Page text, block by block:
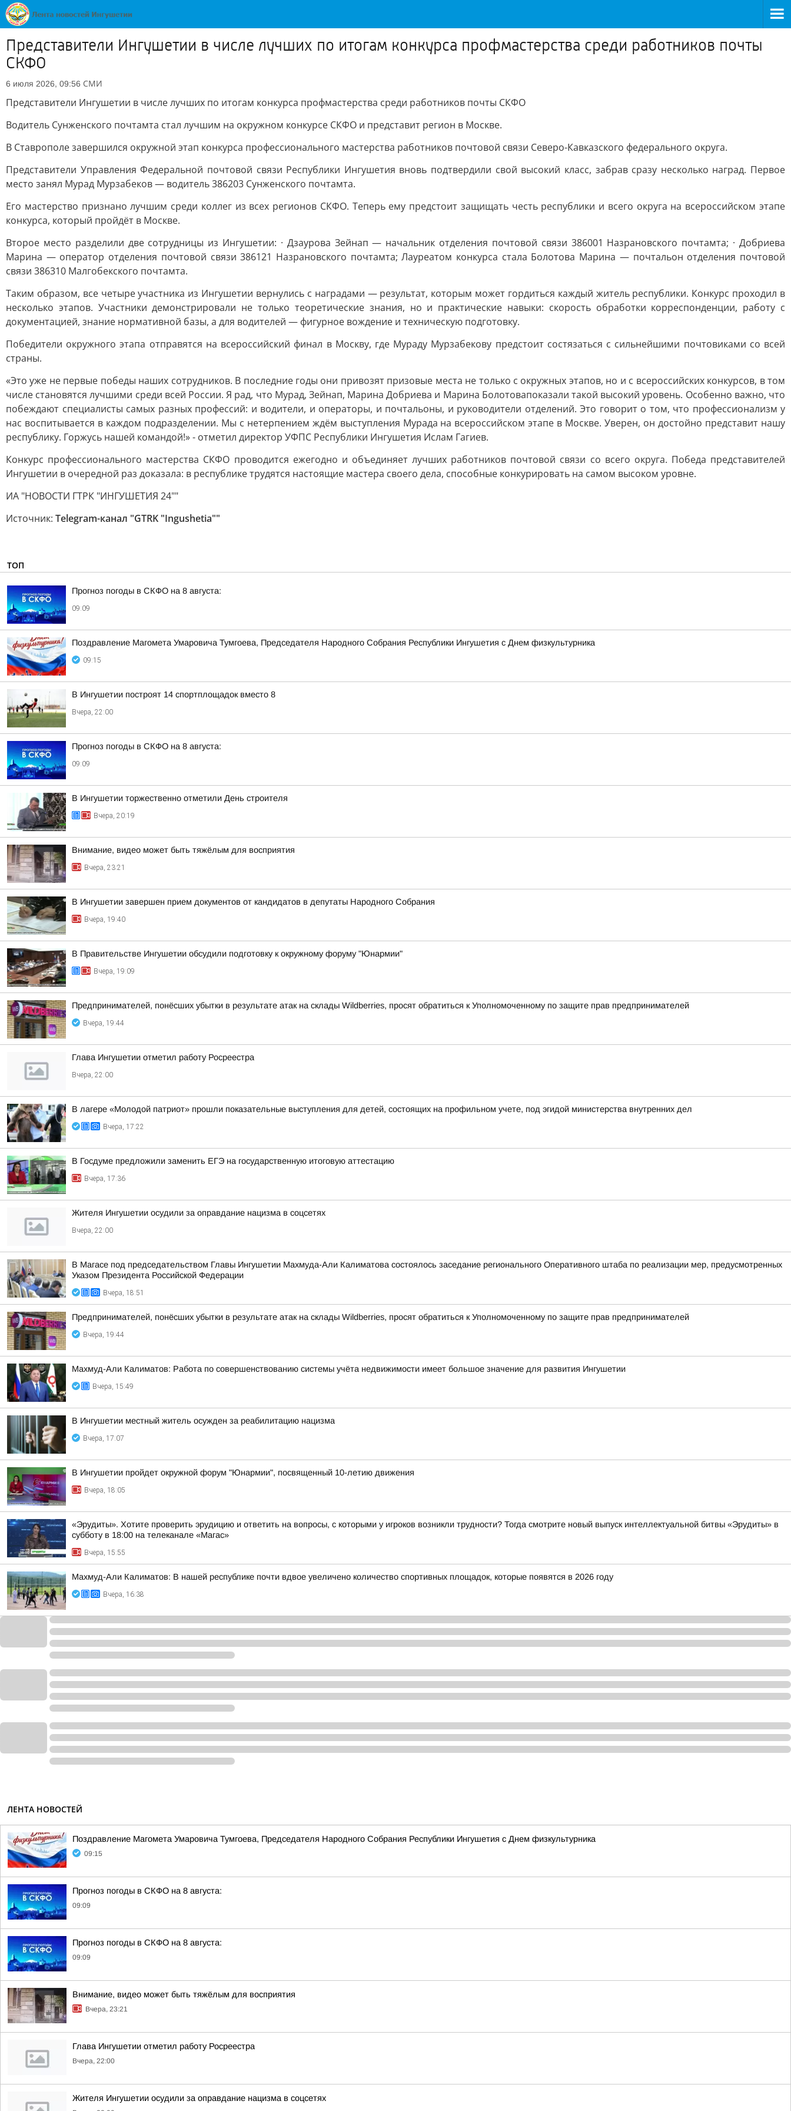
Представители Ингушетии в числе лучших по итогам конкурса профмастерства среди работников почты
СКФО
6 июля 2026, 09:56 СМИ
Представители Ингушетии в числе лучших по итогам конкурса профмастерства среди работников почты СКФО
Водитель Сунженского почтамта стал лучшим на окружном конкурсе СКФО и представит регион в Москве.
В Ставрополе завершился окружной этап конкурса профессионального мастерства работников почтовой связи Северо-Кавказского федерального округа.
Представители Управления Федеральной почтовой связи Республики Ингушетия вновь подтвердили свой высокий класс, забрав сразу несколько наград. Первое
место занял Мурад Мурзабеков — водитель 386203 Сунженского почтамта.
Его мастерство признано лучшим среди коллег из всех регионов СКФО. Теперь ему предстоит защищать честь республики и всего округа на всероссийском этапе
конкурса, который пройдёт в Москве.
Второе место разделили две сотрудницы из Ингушетии: · Дзаурова Зейнап — начальник отделения почтовой связи 386001 Назрановского почтамта; · Добриева
Марина — оператор отделения почтовой связи 386121 Назрановского почтамта; Лауреатом конкурса стала Болотова Марина — почтальон отделения почтовой
связи 386310 Малгобекского почтамта.
Таким образом, все четыре участника из Ингушетии вернулись с наградами — результат, которым может гордиться каждый житель республики. Конкурс проходил в
несколько этапов. Участники демонстрировали не только теоретические знания, но и практические навыки: скорость обработки корреспонденции, работу с
документацией, знание нормативной базы, а для водителей — фигурное вождение и техническую подготовку.
Победители окружного этапа отправятся на всероссийский финал в Москву, где Мураду Мурзабекову предстоит состязаться с сильнейшими почтовиками со всей
страны.
«Это уже не первые победы наших сотрудников. В последние годы они привозят призовые места не только с окружных этапов, но и с всероссийских конкурсов, в том
числе становятся лучшими среди всей России. Я рад, что Мурад, Зейнап, Марина Добриева и Марина Болотовапоказали такой высокий уровень. Особенно важно, что
побеждают специалисты самых разных профессий: и водители, и операторы, и почтальоны, и руководители отделений. Это говорит о том, что профессионализм у
нас воспитывается в каждом подразделении. Мы с нетерпением ждём выступления Мурада на всероссийском этапе в Москве. Уверен, он достойно представит нашу
республику. Горжусь нашей командой!» - отметил директор УФПС Республики Ингушетия Ислам Гагиев.
Конкурс профессионального мастерства СКФО проводится ежегодно и объединяет лучших работников почтовой связи со всего округа. Победа представителей
Ингушетии в очередной раз доказала: в республике трудятся настоящие мастера своего дела, способные конкурировать на самом высоком уровне.
ИА "НОВОСТИ ГТРК "ИНГУШЕТИЯ 24""
Источник: Telegram-канал "GTRK "Ingushetia""
ТОП
Прогноз погоды в СКФО на 8 августа:
09:09
Поздравление Магомета Умаровича Тумгоева, Председателя Народного Собрания Республики Ингушетия с Днем физкультурника
09:15
В Ингушетии построят 14 спортплощадок вместо 8
Вчера, 22:00
Прогноз погоды в СКФО на 8 августа:
09:09
В Ингушетии торжественно отметили День строителя
Вчера, 20:19
Внимание, видео может быть тяжёлым для восприятия
Вчера, 23:21
В Ингушетии завершен прием документов от кандидатов в депутаты Народного Собрания
Вчера, 19:40
В Правительстве Ингушетии обсудили подготовку к окружному форуму "Юнармии"
Вчера, 19:09
Предпринимателей, понёсших убытки в результате атак на склады Wildberries, просят обратиться к Уполномоченному по защите прав предпринимателей
Вчера, 19:44
Глава Ингушетии отметил работу Росреестра
Вчера, 22:00
В лагере «Молодой патриот» прошли показательные выступления для детей, состоящих на профильном учете, под эгидой министерства внутренних дел
Вчера, 17:22
В Госдуме предложили заменить ЕГЭ на государственную итоговую аттестацию
Вчера, 17:36
Жителя Ингушетии осудили за оправдание нацизма в соцсетях
Вчера, 22:00
В Магасе под председательством Главы Ингушетии Махмуда-Али Калиматова состоялось заседание регионального Оперативного штаба по реализации мер, предусмотренных
Указом Президента Российской Федерации
Вчера, 18:51
Предпринимателей, понёсших убытки в результате атак на склады Wildberries, просят обратиться к Уполномоченному по защите прав предпринимателей
Вчера, 19:44
Махмуд-Али Калиматов: Работа по совершенствованию системы учёта недвижимости имеет большое значение для развития Ингушетии
Вчера, 15:49
В Ингушетии местный житель осужден за реабилитацию нацизма
Вчера, 17:07
В Ингушетии пройдет окружной форум "Юнармии", посвященный 10-летию движения
Вчера, 18:05
«Эрудиты». Хотите проверить эрудицию и ответить на вопросы, с которыми у игроков возникли трудности? Тогда смотрите новый выпуск интеллектуальной битвы «Эрудиты» в
субботу в 18:00 на телеканале «Магас»
Вчера, 15:55
Махмуд-Али Калиматов: В нашей республике почти вдвое увеличено количество спортивных площадок, которые появятся в 2026 году
Вчера, 16:38
ЛЕНТА НОВОСТЕЙ
Поздравление Магомета Умаровича Тумгоева, Председателя Народного Собрания Республики Ингушетия с Днем физкультурника
09:15
Прогноз погоды в СКФО на 8 августа:
09:09
Прогноз погоды в СКФО на 8 августа:
09:09
Внимание, видео может быть тяжёлым для восприятия
Вчера, 23:21
Глава Ингушетии отметил работу Росреестра
Вчера, 22:00
Жителя Ингушетии осудили за оправдание нацизма в соцсетях